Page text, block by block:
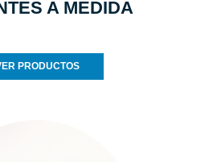
A MEDIDA
PRODUCTOS